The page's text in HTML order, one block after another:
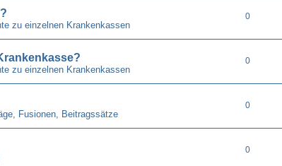
zu einzelnen Krankenkassen
0
zu einzelnen Krankenkassen
0
Fusionen, Beitragssätze
0
0